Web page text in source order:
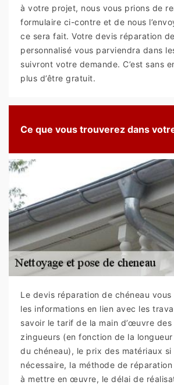
à votre projet, nous vous prions de
formulaire ci-contre et de nous
ce sera fait. Votre devis réparation
personnalisé vous parviendra dans
suivront votre demande. C’est sans
plus d’être gratuit.
Ce que vous trouverez dans
Le devis réparation de chéneau
les informations en lien avec les
savoir le tarif de la main d’œuvre
zingueurs (en fonction de la
du chéneau), le prix des matériaux si
nécessaire, la méthode de
à mettre en œuvre, le délai de